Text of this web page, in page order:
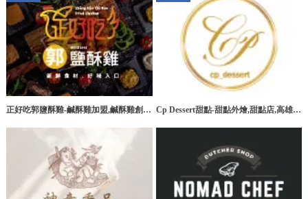
正好吃郭鹽酥雞-鹹酥雞加盟,鹹酥雞創
Cp Dessert甜點-甜點外燴,甜點店,高雄甜